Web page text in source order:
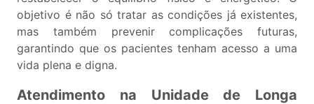
objetivo é não só tratar as condições já existentes,
mas também prevenir complicações futuras,
garantindo que os pacientes tenham acesso a uma
vida plena e digna.
Atendimento na Unidade de Longa